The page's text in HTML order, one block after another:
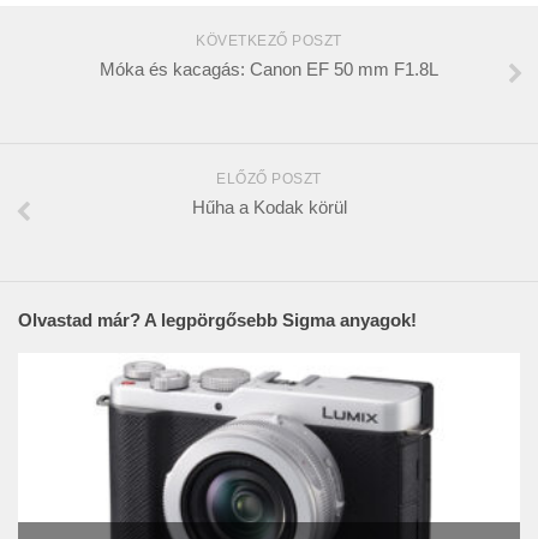
KÖVETKEZŐ POSZT
Móka és kacagás: Canon EF 50 mm F1.8L
ELŐZŐ POSZT
Hűha a Kodak körül
Olvastad már? A legpörgősebb Sigma anyagok!